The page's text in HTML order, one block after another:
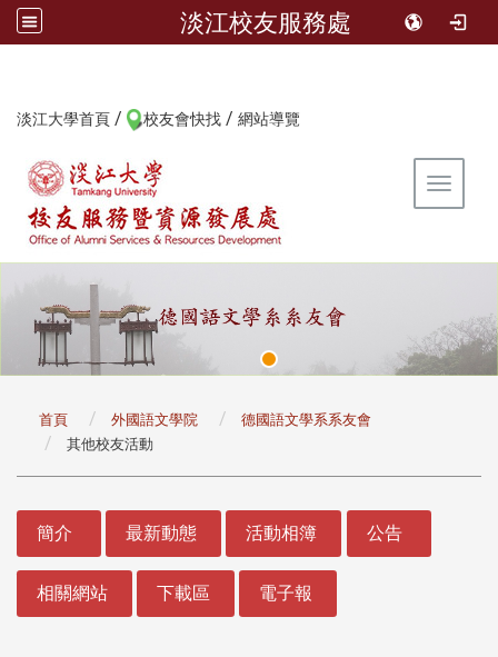
淡江校友服務處
淡江大學首頁 / 校友會快找 / 網站導覽
Toggle
首頁 外國語文學院
德國語文學系系友會
其他校友活動
簡介 最新動態 活動相簿 公告
相關網站 下載區 電子報